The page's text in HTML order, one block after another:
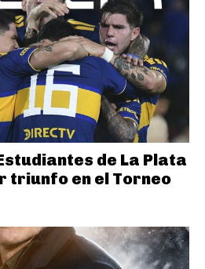
de La Plata
triunfo en el Torneo